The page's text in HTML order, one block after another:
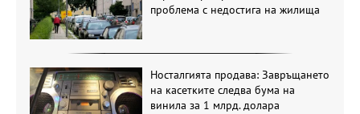
проблема с недостига на жилища
Носталгията продава: Завръщането
на касетките следва бума на
винила за 1 млрд. долара